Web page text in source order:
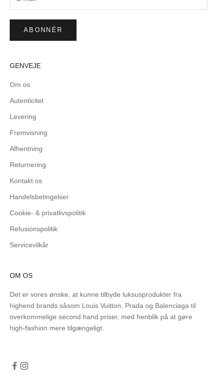
ABONNÉR
GENVEJE
Om os
Autenticitet
Levering
Fremvisning
Afhentning
Returnering
Kontakt os
Handelsbetingelser
Cookie- & privatlivspolitik
Refusionspolitik
Servicevilkår
OM OS
Det er vores ønske, at kunne tilbyde luksusprodukter fra
highend brands såsom Louis Vuitton, Prada og Balenciaga til
overkommelige second hand priser, med henblik på at gøre
high-fashion mere tilgængeligt.